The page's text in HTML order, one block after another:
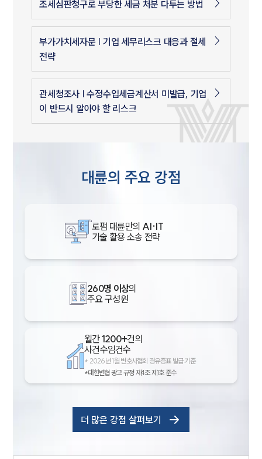
조세심판청구로 부당한 세금 처분 다투는 방법
부가가치세자문 | 기업 세무리스크 대응과 절세
전략
관세청조사 | 수정수입세금계산서 미발급, 기업
이 반드시 알아야 할 리스크
대륜의 주요 강점
로펌 대륜만의 AI·IT
기술 활용 소송 전략
260명 이상의
주요 구성원
월간1200+건의
사건수임건수
* 2026년 1월 변호사협회 경유증표 발급 기준
*대한변협 광고 규정 제4조 제1호 준수
더 많은 강점 살펴보기